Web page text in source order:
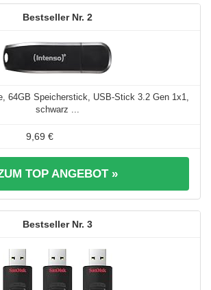
2
64GB Speicherstick, USB-Stick 3.2 Gen 1x1,
schwarz ...
9,69 €
TOP ANGEBOT »
3